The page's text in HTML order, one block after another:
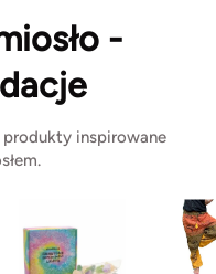
-
inspirowane